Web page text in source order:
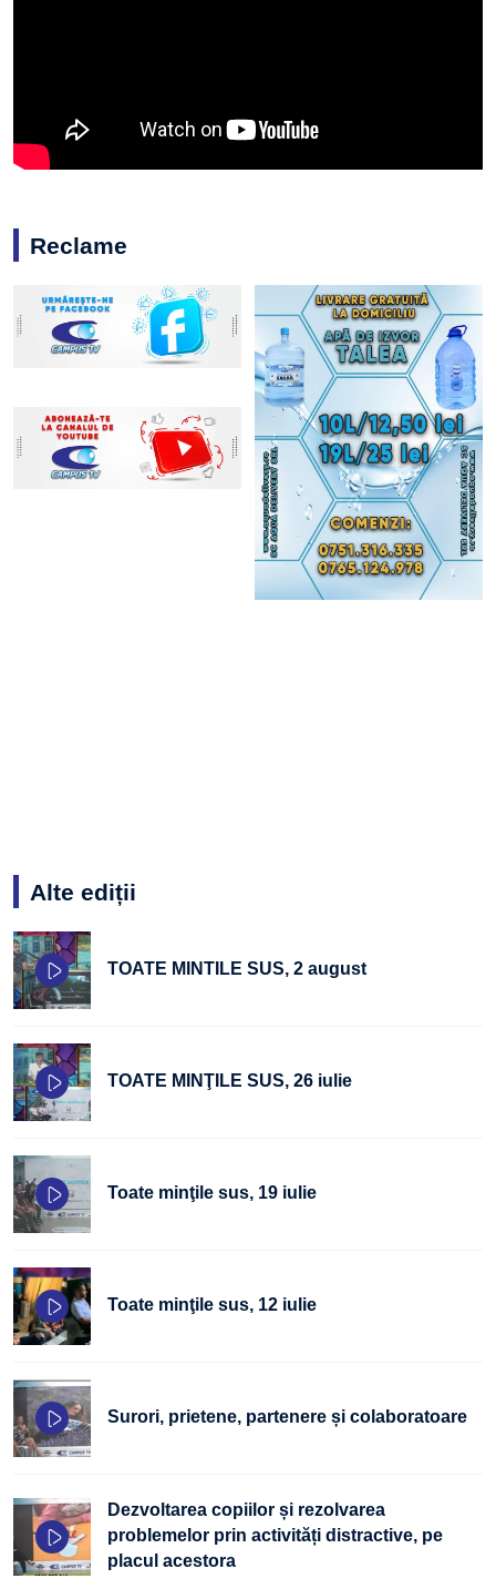
Reclame
Alte ediții
TOATE MINTILE SUS, 2 august
TOATE MINŢILE SUS, 26 iulie
Toate minţile sus, 19 iulie
Toate minţile sus, 12 iulie
Surori, prietene, partenere și colaboratoare
Dezvoltarea copiilor și rezolvarea
problemelor prin activități distractive, pe
placul acestora